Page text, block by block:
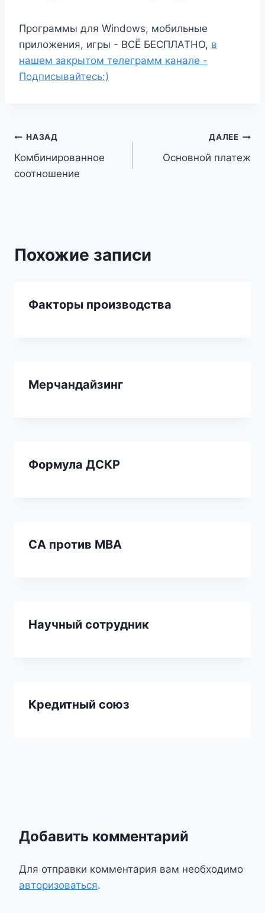
Программы для Windows, мобильные
приложения, игры - ВСЁ БЕСПЛАТНО, в
нашем закрытом телеграмм канале -
Подписывайтесь:)
Навигация
по
НАЗАД
Комбинированное
соотношение
ДАЛЕЕ
Основной платеж
Похожие записи
Факторы производства
Мерчандайзинг
Формула ДСКР
CA против MBA
Научный сотрудник
Кредитный союз
Добавить комментарий
Для отправки комментария вам необходимо
авторизоваться.